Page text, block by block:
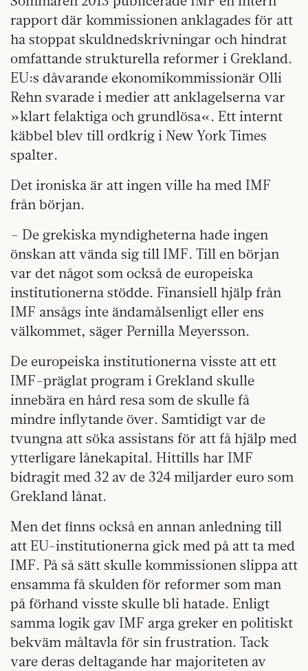
rapport där kommissionen anklagades för att
ha stoppat skuldnedskrivningar och hindrat
omfattande strukturella reformer i Grekland.
EU:s dåvarande ekonomikommissionär Olli
Rehn svarade i medier att anklagelserna var
»klart felaktiga och grundlösa«. Ett internt
käbbel blev till ordkrig i New York Times
spalter.
Det ironiska är att ingen ville ha med IMF
från början.
– De grekiska myndigheterna hade ingen
önskan att vända sig till IMF. Till en början
var det något som också de europeiska
institutionerna stödde. Finansiell hjälp från
IMF ansågs inte ändamålsenligt eller ens
välkommet, säger Pernilla Meyersson.
De europeiska institutionerna visste att ett
IMF-präglat program i Grekland skulle
innebära en hård resa som de skulle få
mindre inflytande över. Samtidigt var de
tvungna att söka assistans för att få hjälp med
ytterligare lånekapital. Hittills har IMF
bidragit med 32 av de 324 miljarder euro som
Grekland lånat.
Men det finns också en annan anledning till
att EU-institutionerna gick med på att ta med
IMF. På så sätt skulle kommissionen slippa att
ensamma få skulden för reformer som man
på förhand visste skulle bli hatade. Enligt
samma logik gav IMF arga greker en politiskt
bekväm måltavla för sin frustration. Tack
vare deras deltagande har majoriteten av